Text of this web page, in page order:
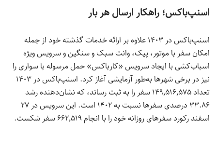
اسنپ‌باکس؛ راهکار ارسال هر بار
اسنپ‌باکس در ۱۴۰۳ علاوه بر ارائه خدمات گذشته خود از جمله
امکان سفر با موتور، پیک، وانت سبک و سنگین و سرویس ویژه
اسباب‌کشی با ایجاد سرویس «کارباکس» حمل مرسوله با سواری را
نیز در برخی شهرها به‌طور آزمایشی آغاز کرد. اسنپ‌باکس در ۱۴۰۳
تعداد ۱۴۹٬۵۱۶٬۵۷۵ سفر را به ثبت رساند، که نشان‌دهنده رشد
۳۳.۸۶ درصدی سفرها نسبت به ۱۴۰۲ است. این سرویس در ۲۷
اسفند رکورد سفرهای روزانه خود را با انجام ۶۶۲٬۵۱۹ سفر شکست.